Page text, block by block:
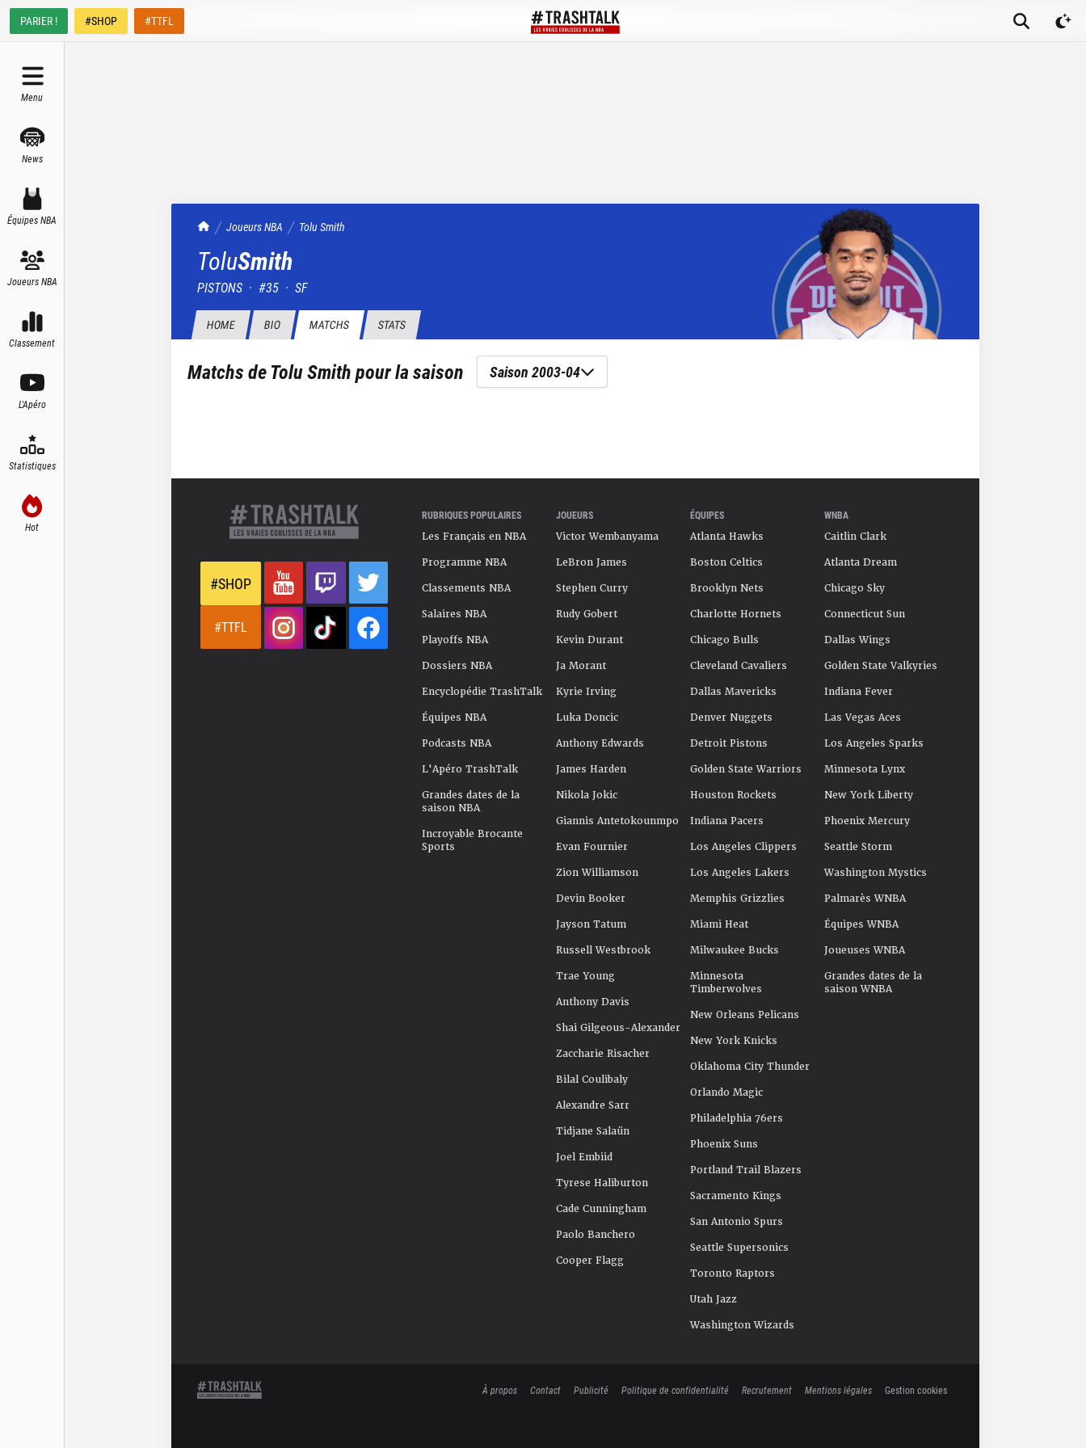
PARIER ! #SHOP #TTFL
Menu
News
Équipes NBA
Joueurs NBA
Classement
L'Apéro
Statistiques
Hot
TrashTalk Actu NBA
Joueurs NBA ToluSmith
ToluSmith
PISTONS · #35 · SF
HOME BIO MATCHS STATS
Matchs deTolu Smithpour la saison Saison 2003-04
#SHOP
#TTFL
RUBRIQUES POPULAIRES
Les Français en NBA
Programme NBA
Classements NBA
Salaires NBA
Playoffs NBA
Dossiers NBA
Encyclopédie TrashTalk
Équipes NBA
Podcasts NBA
L'Apéro TrashTalk
Grandes dates de la
saison NBA
Incroyable Brocante
Sports
JOUEURS
Victor Wembanyama
LeBron James
Stephen Curry
Rudy Gobert
Kevin Durant
Ja Morant
Kyrie Irving
Luka Doncic
Anthony Edwards
James Harden
Nikola Jokic
Giannis Antetokounmpo
Evan Fournier
Zion Williamson
Devin Booker
Jayson Tatum
Russell Westbrook
Trae Young
Anthony Davis
Shai Gilgeous-Alexander
Zaccharie Risacher
Bilal Coulibaly
Alexandre Sarr
Tidjane Salaün
Joel Embiid
Tyrese Haliburton
Cade Cunningham
Paolo Banchero
Cooper Flagg
ÉQUIPES
Atlanta Hawks
Boston Celtics
Brooklyn Nets
Charlotte Hornets
Chicago Bulls
Cleveland Cavaliers
Dallas Mavericks
Denver Nuggets
Detroit Pistons
Golden State Warriors
Houston Rockets
Indiana Pacers
Los Angeles Clippers
Los Angeles Lakers
Memphis Grizzlies
Miami Heat
Milwaukee Bucks
Minnesota
Timberwolves
New Orleans Pelicans
New York Knicks
Oklahoma City Thunder
Orlando Magic
Philadelphia 76ers
Phoenix Suns
Portland Trail Blazers
Sacramento Kings
San Antonio Spurs
Seattle Supersonics
Toronto Raptors
Utah Jazz
Washington Wizards
WNBA
Caitlin Clark
Atlanta Dream
Chicago Sky
Connecticut Sun
Dallas Wings
Golden State Valkyries
Indiana Fever
Las Vegas Aces
Los Angeles Sparks
Minnesota Lynx
New York Liberty
Phoenix Mercury
Seattle Storm
Washington Mystics
Palmarès WNBA
Équipes WNBA
Joueuses WNBA
Grandes dates de la
saison WNBA
À propos Contact Publicité Politique de confidentialité Recrutement Mentions légales Gestion cookies